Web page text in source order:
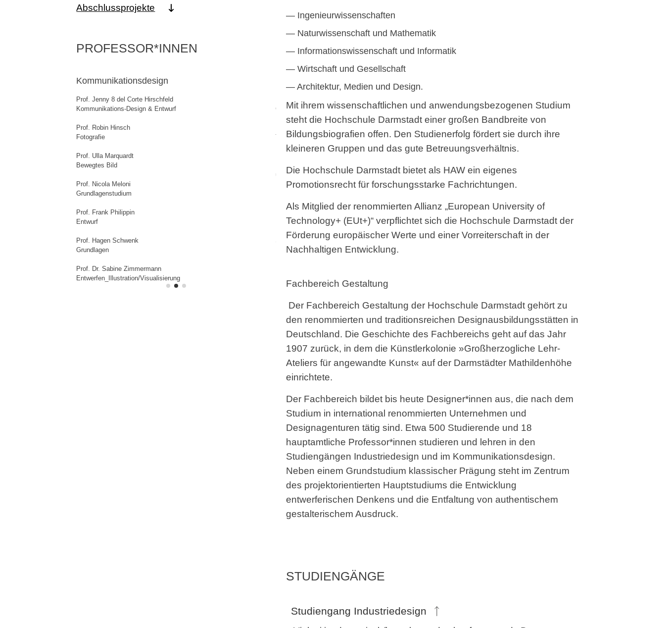
Abschlussprojekte
PROFESSOR*INNEN
Kommunikationsdesign
Prof. Jenny 8 del Corte Hirschfeld
Kommunikations-Design & Entwurf
Prof. Robin Hinsch
Fotografie
Prof. Ulla Marquardt
Bewegtes Bild
Prof. Nicola Meloni
Grundlagenstudium
Prof. Frank Philippin
Prof. Hagen Schwenk
Grundlagen
Prof. Dr. Sabine Zimmermann
Entwerfen_Illustration/Visualisierung
Geschichte und Theorie der Gestaltung
Transformation und Gestaltung
Künstlerisch-gestalterische Didaktik
und Forschung
Envisioning Information, Zeichnen, Sachdarstellung, Grafische
Methode und Techniken
Prof. Tobias Katz
Spatial Design / Ausstellungsgestaltung
Entwerfen
Entwurf und Technisches Design
Prof. Justus Theinert
Entwurf und Theorie des Designs
Prof. Philipp Thesen
Prof. Sabine Winkler
Grundlagen der Gestaltung
Ingenieurwissenschaften
Naturwissenschaft und Mathematik
Informationswissenschaft und Informatik
Wirtschaft und Gesellschaft
Architektur, Medien und Design.
Mit ihrem wissenschaftlichen und anwendungsbezogenen Studium
steht die Hochschule Darmstadt einer großen Bandbreite von
Bildungsbiografien offen. Den Studienerfolg fördert sie durch ihre
kleineren Gruppen und das gute Betreuungsverhältnis.
Die Hochschule Darmstadt bietet als HAW ein eigenes
Promotionsrecht für forschungsstarke Fachrichtungen.
Als Mitglied der renommierten Allianz „European University of
Technology+ (EUt+)“ verpflichtet sich die Hochschule Darmstadt der
Förderung europäischer Werte und einer Vorreiterschaft in der
Nachhaltigen Entwicklung.
Fachbereich Gestaltung
Der Fachbereich Gestaltung der Hochschule Darmstadt gehört zu
den renommierten und traditionsreichen Designausbildungsstätten in
Deutschland. Die Geschichte des Fachbereichs geht auf das Jahr
1907 zurück, in dem die Künstlerkolonie »Großherzogliche Lehr-
Ateliers für angewandte Kunst« auf der Darmstädter Mathildenhöhe
einrichtete.
Der Fachbereich bildet bis heute Designer*innen aus, die nach dem
Studium in international renommierten Unternehmen und
Designagenturen tätig sind. Etwa 500 Studierende und 18
hauptamtliche Professor*innen studieren und lehren in den
Studiengängen Industriedesign und im Kommunikationsdesign.
Neben einem Grundstudium klassischer Prägung steht im Zentrum
des projektorientierten Hauptstudiums die Entwicklung
entwerferischen Denkens und die Entfaltung von authentischem
gestalterischem Ausdruck.
STUDIENGÄNGE
Studiengang Industriedesign